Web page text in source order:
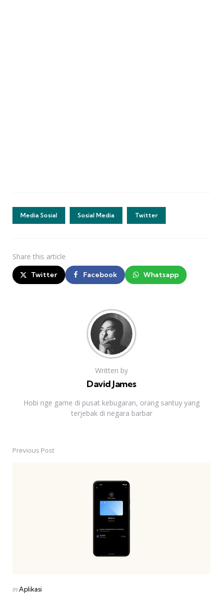
Media Sosial Sosial Media Twitter
Share this article
Twitter Facebook Whatsapp
Written by
David James
Hobi nge game di pusat kebugaran, orang santuy yang
terjebak di negara barbar
PostPrevious Post
Posted
inAplikasi